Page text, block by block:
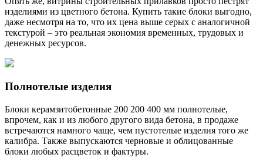
изделиями из цветного бетона. Купить такие блоки выгодно,
даже несмотря на то, что их цена выше серых с аналогичной
текстурой – это реальная экономия временных, трудовых и
денежных ресурсов.
Полнотелые изделия
Блоки керамзитобетонные 200 200 400 мм полнотелые,
впрочем, как и из любого другого вида бетона, в продаже
встречаются намного чаще, чем пустотелые изделия того же
калибра. Также выпускаются черновые и облицованные
блоки любых расцветок и фактуры.